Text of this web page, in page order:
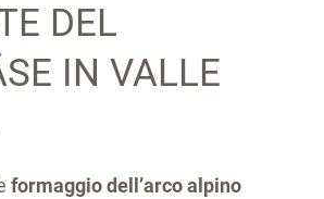
DEL
IN VALLE
formaggio dell’arco alpino